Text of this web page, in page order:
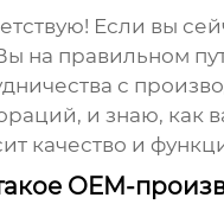
Если вы
на правильном
с
и знаю, как
качество и
OEM-